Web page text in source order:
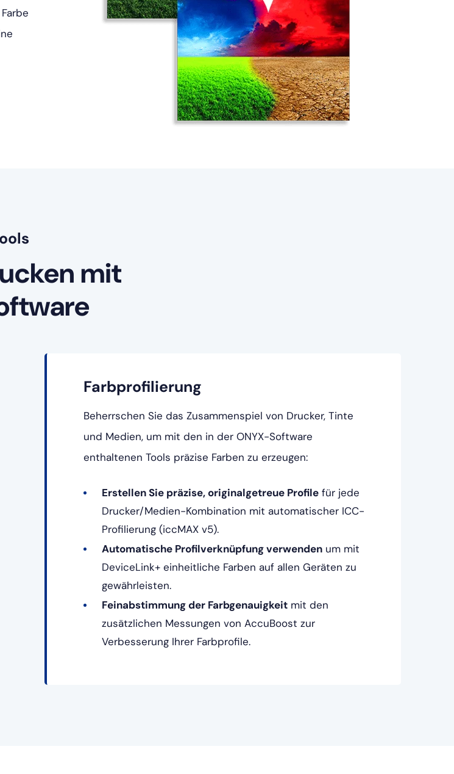
mit
Farbprofilierung
Beherrschen Sie das Zusammenspiel von Drucker, Tinte
und Medien, um mit den in der ONYX-Software
enthaltenen Tools präzise Farben zu erzeugen:
Erstellen Sie präzise, originalgetreue Profile für jede
Drucker/Medien-Kombination mit automatischer ICC-
Profilierung (iccMAX v5).
Automatische Profilverknüpfung verwenden um mit
DeviceLink+ einheitliche Farben auf allen Geräten zu
gewährleisten.
Feinabstimmung der Farbgenauigkeit mit den
zusätzlichen Messungen von AccuBoost zur
Verbesserung Ihrer Farbprofile.